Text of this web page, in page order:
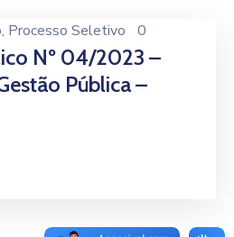
‚ Processo Seletivo 0
Nº 04/2023 –
Pública –